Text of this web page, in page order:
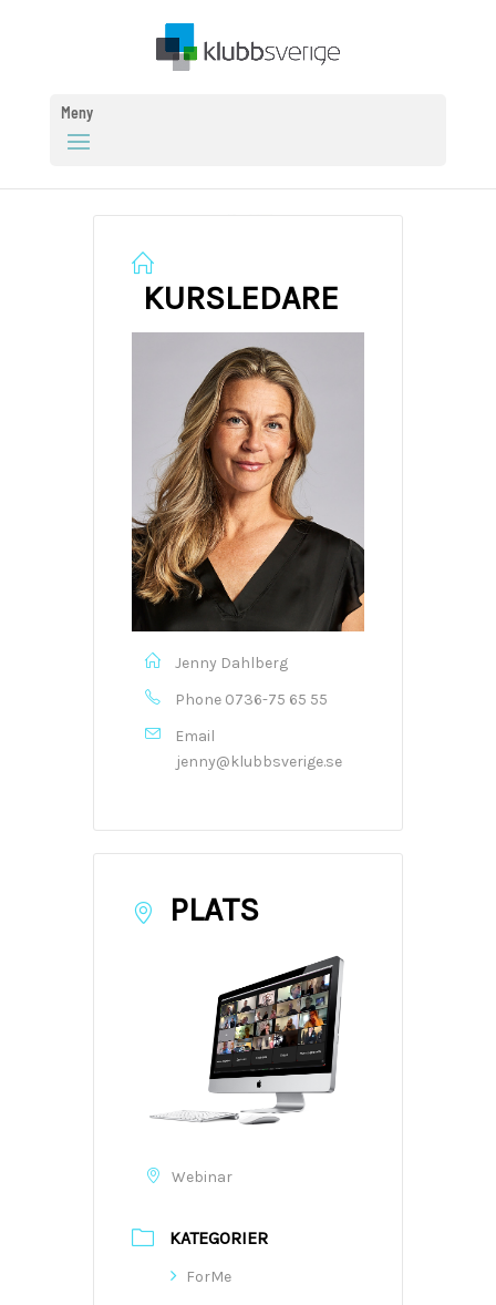
Meny
KURSLEDARE
Jenny Dahlberg
Phone 0736-75 65 55
Email
jenny@klubbsverige.se
PLATS
Webinar
KATEGORIER
ForMe